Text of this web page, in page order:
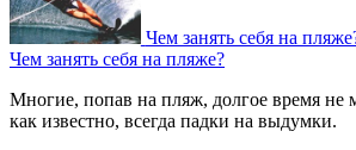
Чем занять себя на
Чем занять себя на пляже?
Многие, попав на пляж, долгое время не
как известно, всегда падки на выдумки.